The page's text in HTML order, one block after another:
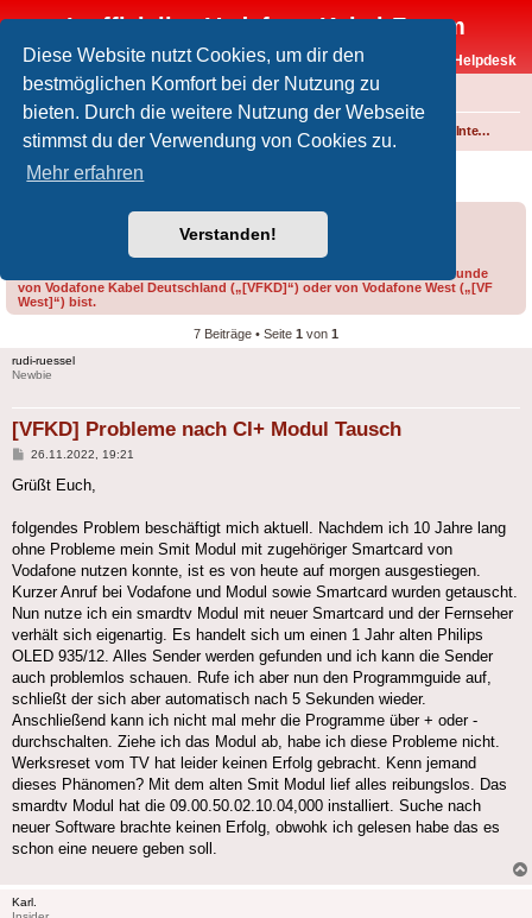
Diese Website nutzt Cookies, um dir den
bestmöglichen Komfort bei der Nutzung zu
bieten. Durch die weitere Nutzung der Webseite
stimmst du der Verwendung von Cookies zu.
Mehr erfahren
Verstanden!
Inoffizielles Vodafone-Kabel-Forum
Vodafone-Kabel-Helpdesk
FAQ
Foren-Übersicht Common Interface (CI/CI+)
[VFKD] Probleme nach CI+ Modul Tausch
Bitte gib bei der Erstellung eines Threads im Feld „Präfix“ an, ob du Kunde
von Vodafone Kabel Deutschland („[VFKD]“) oder von Vodafone West („[VF
West]“) bist.
7 Beiträge • Seite 1 von 1
rudi-ruessel
Newbie
[VFKD] Probleme nach CI+ Modul Tausch
Beitrag
26.11.2022, 19:21
Grüßt Euch,
folgendes Problem beschäftigt mich aktuell. Nachdem ich 10 Jahre lang
ohne Probleme mein Smit Modul mit zugehöriger Smartcard von
Vodafone nutzen konnte, ist es von heute auf morgen ausgestiegen.
Kurzer Anruf bei Vodafone und Modul sowie Smartcard wurden getauscht.
Nun nutze ich ein smardtv Modul mit neuer Smartcard und der Fernseher
verhält sich eigenartig. Es handelt sich um einen 1 Jahr alten Philips
OLED 935/12. Alles Sender werden gefunden und ich kann die Sender
auch problemlos schauen. Rufe ich aber nun den Programmguide auf,
schließt der sich aber automatisch nach 5 Sekunden wieder.
Anschließend kann ich nicht mal mehr die Programme über + oder -
durchschalten. Ziehe ich das Modul ab, habe ich diese Probleme nicht.
Werksreset vom TV hat leider keinen Erfolg gebracht. Kenn jemand
dieses Phänomen? Mit dem alten Smit Modul lief alles reibungslos. Das
smardtv Modul hat die 09.00.50.02.10.04,000 installiert. Suche nach
neuer Software brachte keinen Erfolg, obwohk ich gelesen habe das es
schon eine neuere geben soll.
Karl.